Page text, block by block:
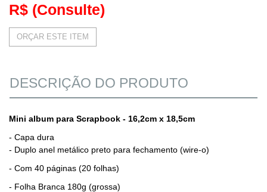
R$ (Consulte)
ORÇAR ESTE ITEM
DESCRIÇÃO DO PRODUTO
Mini album para Scrapbook - 16,2cm x 18,5cm
- Capa dura
- Duplo anel metálico preto para fechamento (wire-o)
- Com 40 páginas (20 folhas)
- Folha Branca 180g (grossa)